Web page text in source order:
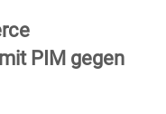
PIM gegen